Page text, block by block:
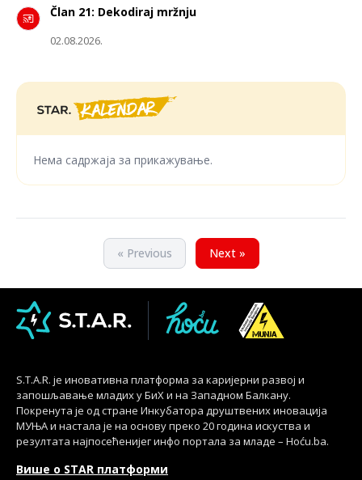
Član 21: Dekodiraj mržnju
02.08.2026.
Нема садржаја за прикажување.
« Previous Next »
S.T.A.R. је иновативна платформа за каријерни развој и
запошљавање младих у БиХ и на Западном Балкану.
Покренута је од стране Инкубатора друштвених иновација
МУЊА и настала је на основу преко 20 година искуства и
резултата најпосећенијег инфо портала за младе – Hoću.ba.
Више о STAR платформи